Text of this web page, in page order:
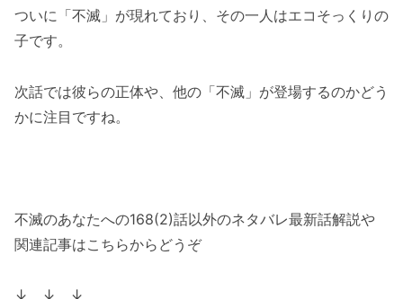
ついに「不滅」が現れており、その一人はエコそっくりの
子です。
次話では彼らの正体や、他の「不滅」が登場するのかどう
かに注目ですね。
不滅のあなたへの168(2)話以外のネタバレ最新話解説や
関連記事はこちらからどうぞ
↓ ↓ ↓